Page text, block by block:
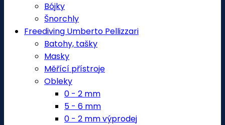
Bójky
Šnorchly
Freediving Umberto Pellizzari
Batohy, tašky
Masky
Měřící přístroje
Obleky
0 - 2 mm
5 - 6 mm
0 - 2 mm výprodej